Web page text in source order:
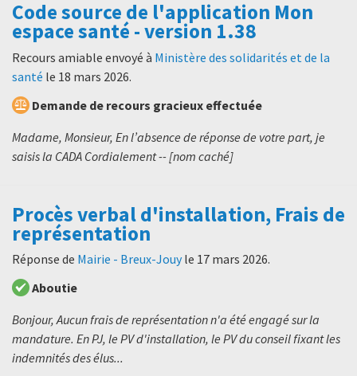
Code source de l'application Mon
espace santé - version 1.38
Recours amiable envoyé à Ministère des solidarités et de la
santé le 18 mars 2026.
Demande de recours gracieux effectuée
Madame, Monsieur, En l’absence de réponse de votre part, je
saisis la CADA Cordialement -- [nom caché]
Procès verbal d'installation, Frais de
représentation
Réponse de Mairie - Breux-Jouyle 17 mars 2026.
Aboutie
Bonjour, Aucun frais de représentation n'a été engagé sur la
mandature. En PJ, le PV d'installation, le PV du conseil fixant les
indemnités des élus...